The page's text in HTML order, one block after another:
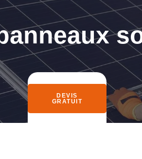
DEVIS
GRATUIT